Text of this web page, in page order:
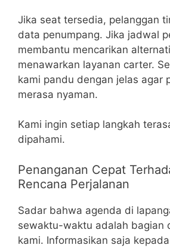
Jika seat tersedia, pelanggan
data penumpang. Jika jadwal
membantu mencarikan
menawarkan layanan carter.
kami pandu dengan jelas agar
merasa nyaman.
Kami ingin setiap langkah
dipahami.
Penanganan Cepat
Rencana Perjalanan
Sadar bahwa agenda di
sewaktu-waktu adalah bagian
kami. Informasikan saja